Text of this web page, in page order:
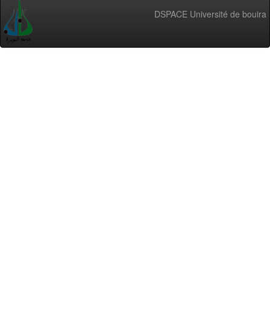
DSPACE Université de bouira